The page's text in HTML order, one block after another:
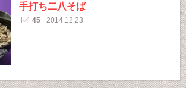
手打ち二八そば
45 2014.12.23